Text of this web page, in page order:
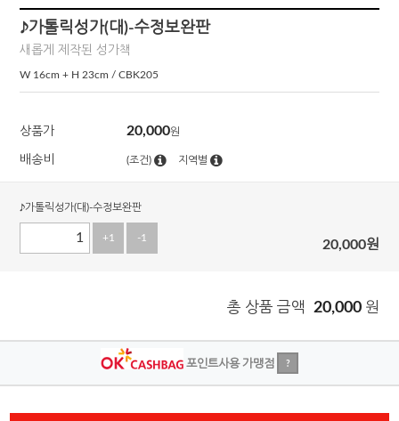
♪가톨릭성가(대)-수정보완판
새롭게 제작된 성가책
W 16cm + H 23cm / CBK205
상품가 20,000원
배송비 (조건) 지역별
♪가톨릭성가(대)-수정보완판
+1 -1 20,000원
총 상품 금액 20,000 원
포인트사용 가맹점 ?